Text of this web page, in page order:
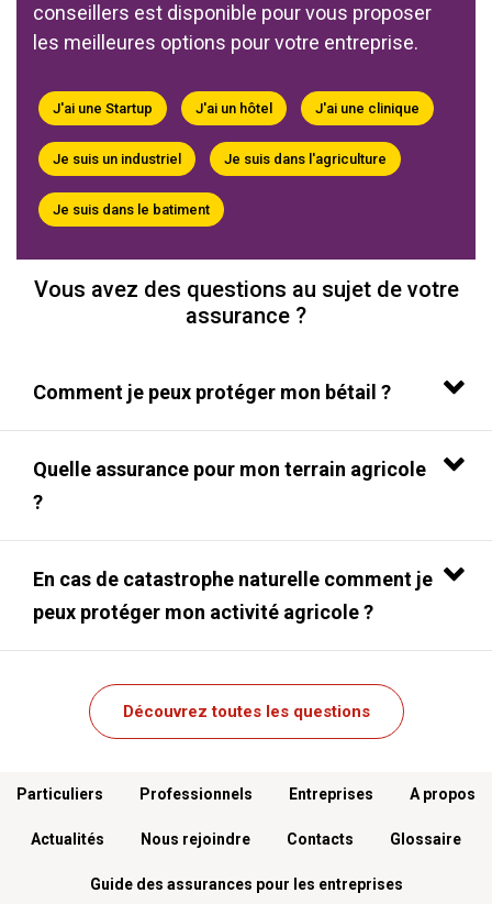
conseillers est disponible pour vous proposer
les meilleures options pour votre entreprise.
J'ai une Startup J'ai un hôtel J'ai une clinique
Je suis un industriel Je suis dans l'agriculture
Je suis dans le batiment
Vous avez des questions au sujet de votre
assurance ?
Comment je peux protéger mon bétail ?
Quelle assurance pour mon terrain agricole
?
En cas de catastrophe naturelle comment je
peux protéger mon activité agricole ?
Découvrez toutes les questions
Menu footer
Particuliers Professionnels Entreprises A propos
Actualités Nous rejoindre Contacts Glossaire
Guide des assurances pour les entreprises